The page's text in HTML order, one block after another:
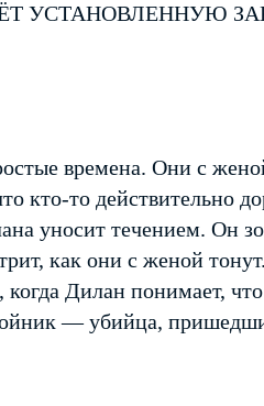
УСТАНОВЛЕННУЮ
времена. Они с
кто-то действительно
уносит течением. Он
как они с женой
Дилан понимает,
— убийца,